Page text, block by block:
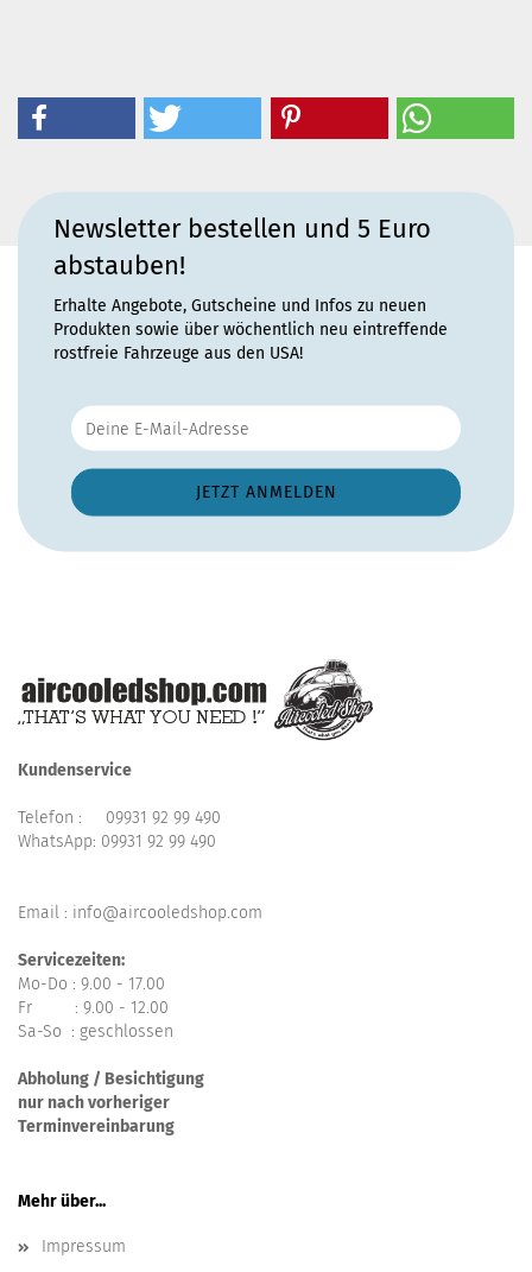
Newsletter bestellen und 5 Euro
abstauben!
Erhalte Angebote, Gutscheine und Infos zu neuen
Produkten sowie über wöchentlich neu eintreffende
rostfreie Fahrzeuge aus den USA!
Kundenservice
Telefon : 09931 92 99 490
WhatsApp: 09931 92 99 490
Email : info@aircooledshop.com
Servicezeiten:
Mo-Do : 9.00 - 17.00
Fr : 9.00 - 12.00
Sa-So : geschlossen
Abholung / Besichtigung
nur nach vorheriger
Terminvereinbarung
Mehr über...
Impressum